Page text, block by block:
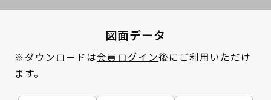
図面データ
※ダウンロードは会員ログイン後にご利用いただけ
ます。